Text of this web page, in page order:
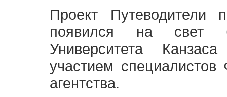
Проект Путеводители
появился на свет
Университета
участием специалистов
агентства.